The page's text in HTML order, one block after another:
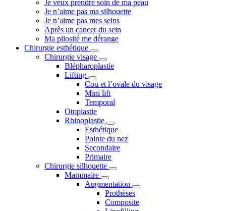
Je veux prendre soin de ma peau
Je n’aime pas ma silhouette
Je n’aime pas mes seins
Après un cancer du sein
Ma pilosité me dérange
Chirurgie esthétique
Chirurgie visage
Blépharoplastie
Lifting
Cou et l’ovale du visage
Mini lift
Temporal
Otoplastie
Rhinoplastie
Esthétique
Pointe du nez
Secondaire
Primaire
Chirurgie silhouette
Mammaire
Augmentation
Prothèses
Composite